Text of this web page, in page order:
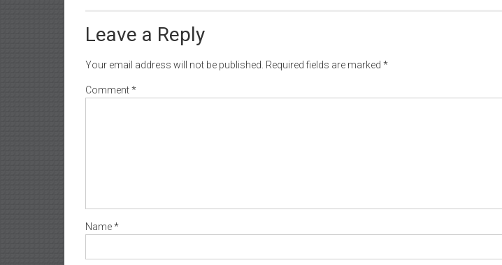
Leave a Reply
Your email address will not be published. Required fields are marked *
Comment*
Name*